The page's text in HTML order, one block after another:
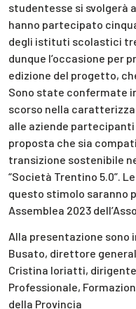
studentesse si svolgerà
hanno partecipato
degli istituti scolastici
dunque l’occasione per
edizione del progetto,
Sono state confermate
scorso nella
alle aziende
proposta che sia
transizione sostenibile
“Società Trentino 5.0”.
questo stimolo saranno
Assemblea 2023
Alla presentazione sono
Busato, direttore
Cristina Ioriatti,
Professionale,
della Provincia